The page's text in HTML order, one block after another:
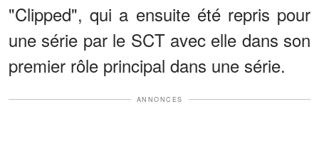
"Clipped", qui a ensuite été repris pour
une série par le SCT avec elle dans son
premier rôle principal dans une série.
ANNONCES